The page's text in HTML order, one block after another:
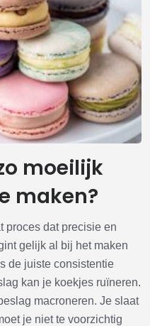
moeilijk
maken?
proces dat precisie en
gelijk al bij het maken
de juiste consistentie
kan je koekjes ruïneren.
macroneren. Je slaat
je niet te voorzichtig